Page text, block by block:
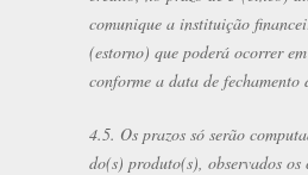
comunique a instituição
(estorno) que poderá ocorrer
conforme a data de
4.5. Os prazos só serão
do(s) produto(s), observados